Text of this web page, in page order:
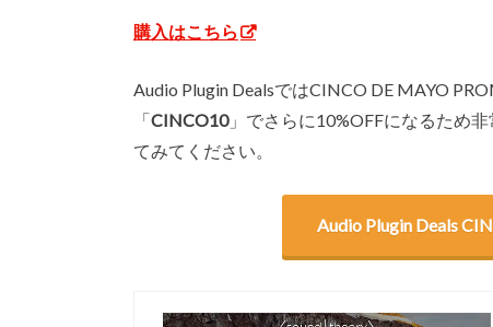
購入はこちら
Audio Plugin DealsではCINCO DE MAYO
「CINCO10」でさらに10%OFFになるため
てみてください。
Audio Plugin Deals